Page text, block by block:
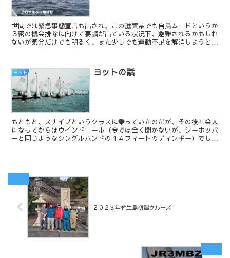
世間では緊急事態宣言も出され、この滋賀県でも自粛ムードというか
３密の機会排除に向けて要請が出ている状況下、避難されるかもしれ
ないが気分だけでも明るく、また少しでも運動不足を解消しようとい
ヨット ヨットの話
もともと、スナイプというクラスに乗っていたのだが、その後社会人
になってからはウインドコール（今では全く聞かないが、シーホッパ
ーと同じようなシングルハンドの１４フィートのディンギー）でしば
２０２３年竹生島初詣クルーズ